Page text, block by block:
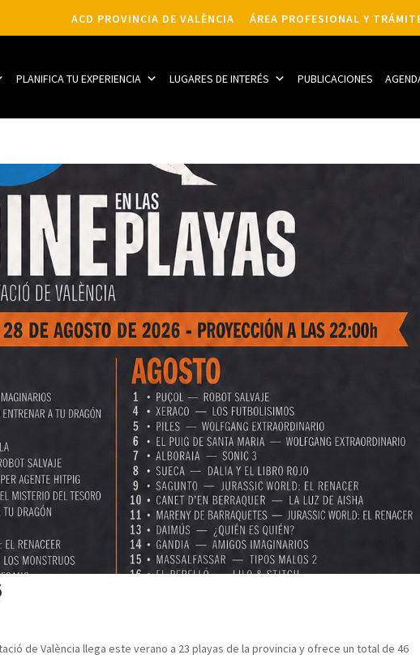
ACD PROVINCIA DE VALÈNCIA ÁREA PROFESIONAL Y
PLANIFICA TU EXPERIENCIA LUGARES DE INTERÉS PUBLICACIONES
de València llega este verano a 23 playas de la provincia y ofrece un total de 46